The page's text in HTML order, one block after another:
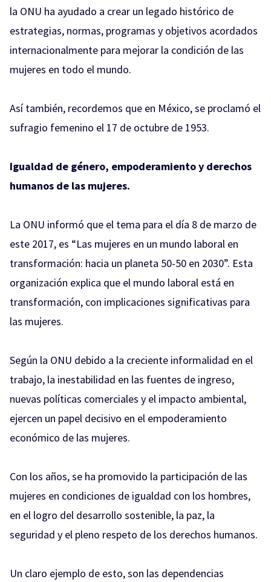
la ONU ha ayudado a crear un legado histórico de
estrategias, normas, programas y objetivos acordados
internacionalmente para mejorar la condición de las
mujeres en todo el mundo.
Así también, recordemos que en México, se proclamó el
sufragio femenino el 17 de octubre de 1953.
Igualdad de género, empoderamiento y derechos
humanos de las mujeres.
La ONU informó que el tema para el día 8 de marzo de
este 2017, es “Las mujeres en un mundo laboral en
transformación: hacia un planeta 50-50 en 2030”. Esta
organización explica que el mundo laboral está en
transformación, con implicaciones significativas para
las mujeres.
Según la ONU debido a la creciente informalidad en el
trabajo, la inestabilidad en las fuentes de ingreso,
nuevas políticas comerciales y el impacto ambiental,
ejercen un papel decisivo en el empoderamiento
económico de las mujeres.
Con los años, se ha promovido la participación de las
mujeres en condiciones de igualdad con los hombres,
en el logro del desarrollo sostenible, la paz, la
seguridad y el pleno respeto de los derechos humanos.
Un claro ejemplo de esto, son las dependencias